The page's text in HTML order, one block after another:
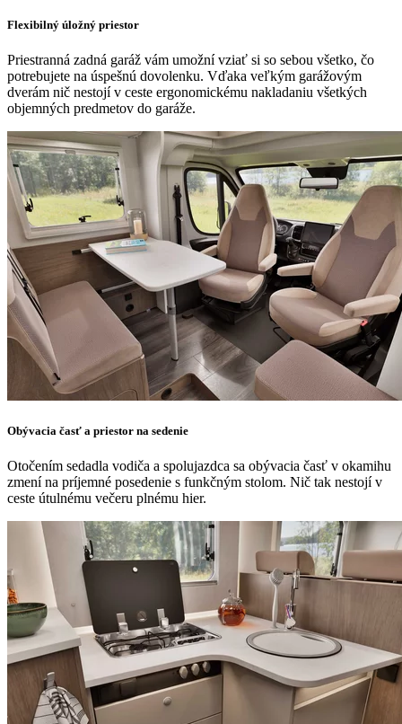
Flexibilný úložný priestor
Priestranná zadná garáž vám umožní vziať si so sebou všetko, čo
potrebujete na úspešnú dovolenku. Vďaka veľkým garážovým
dverám nič nestojí v ceste ergonomickému nakladaniu všetkých
objemných predmetov do garáže.
Obývacia časť a priestor na sedenie
Otočením sedadla vodiča a spolujazdca sa obývacia časť v okamihu
zmení na príjemné posedenie s funkčným stolom. Nič tak nestojí v
ceste útulnému večeru plnému hier.